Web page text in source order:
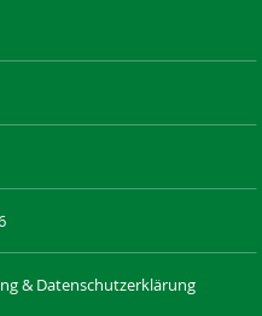
& Datenschutzerklärung